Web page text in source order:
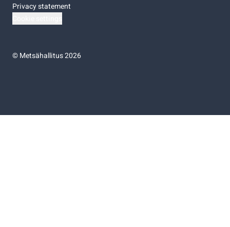
Privacy statement
©Metsähallitus 2026